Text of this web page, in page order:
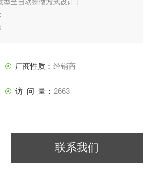
厂商性质： 经销商
访 问 量： 2663
联系我们